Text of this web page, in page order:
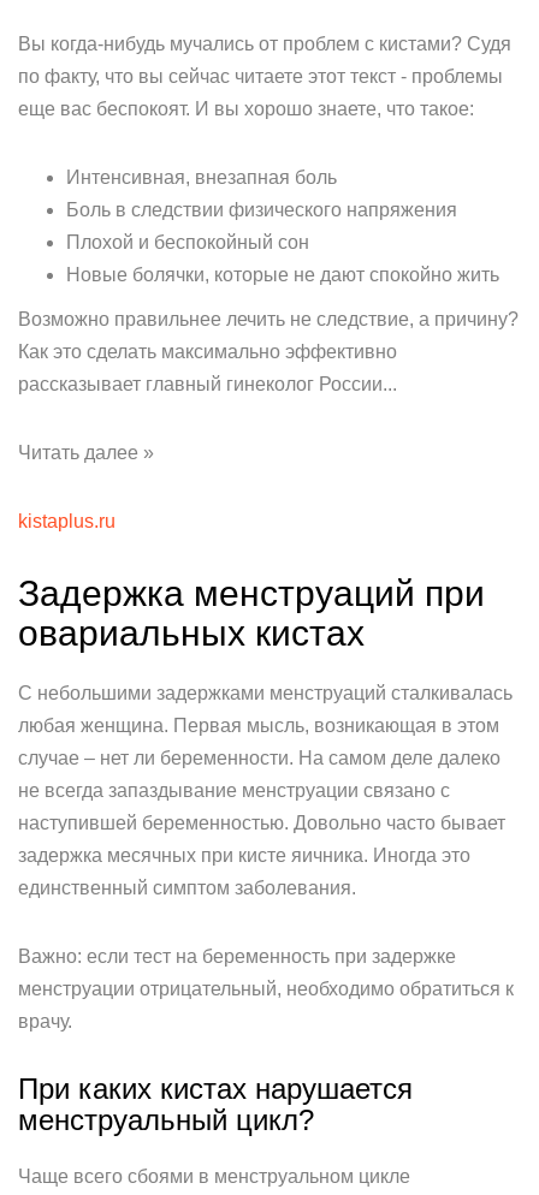
Вы когда-нибудь мучались от проблем с кистами? Судя
по факту, что вы сейчас читаете этот текст - проблемы
еще вас беспокоят. И вы хорошо знаете, что такое:
Интенсивная, внезапная боль
Боль в следствии физического напряжения
Плохой и беспокойный сон
Новые болячки, которые не дают спокойно жить
Возможно правильнее лечить не следствие, а причину?
Как это сделать максимально эффективно
рассказывает главный гинеколог России...
Читать далее »
kistaplus.ru
Задержка менструаций при
овариальных кистах
С небольшими задержками менструаций сталкивалась
любая женщина. Первая мысль, возникающая в этом
случае – нет ли беременности. На самом деле далеко
не всегда запаздывание менструации связано с
наступившей беременностью. Довольно часто бывает
задержка месячных при кисте яичника. Иногда это
единственный симптом заболевания.
Важно: если тест на беременность при задержке
менструации отрицательный, необходимо обратиться к
врачу.
При каких кистах нарушается
менструальный цикл?
Чаще всего сбоями в менструальном цикле